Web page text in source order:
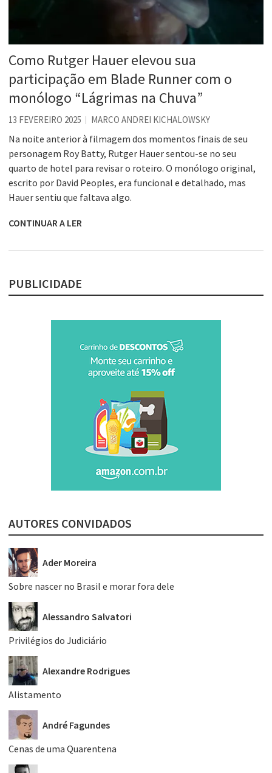
Como Rutger Hauer elevou sua
participação em Blade Runner com o
monólogo “Lágrimas na Chuva”
13 FEVEREIRO 2025 MARCO ANDREI KICHALOWSKY
Na noite anterior à filmagem dos momentos finais de seu
personagem Roy Batty, Rutger Hauer sentou-se no seu
quarto de hotel para revisar o roteiro. O monólogo original,
escrito por David Peoples, era funcional e detalhado, mas
Hauer sentiu que faltava algo.
CONTINUAR A LER
PUBLICIDADE
AUTORES CONVIDADOS
Ader Moreira
Sobre nascer no Brasil e morar fora dele
Alessandro Salvatori
Privilégios do Judiciário
Alexandre Rodrigues
Alistamento
André Fagundes
Cenas de uma Quarentena